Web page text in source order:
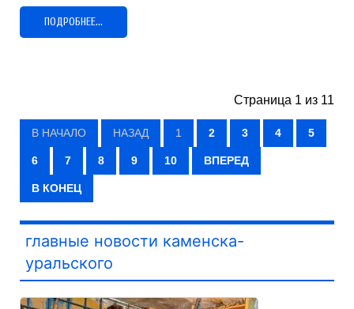
ПОДРОБНЕЕ...
Страница 1 из 11
В НАЧАЛО НАЗАД 1 2 3 4 5
6 7 8 9 10 ВПЕРЕД
В КОНЕЦ
главные новости каменска-
уральского